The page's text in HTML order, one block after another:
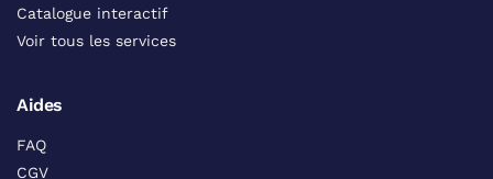
Catalogue interactif
Voir tous les services
Aides
FAQ
CGV